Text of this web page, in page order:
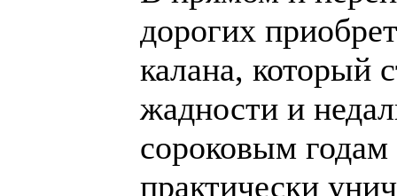
дорогих
калана, который
жадности и
сороковым
практически